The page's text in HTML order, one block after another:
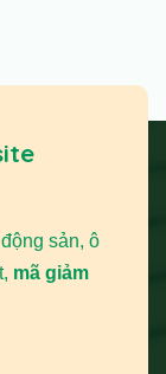
sản, ô
mã giảm